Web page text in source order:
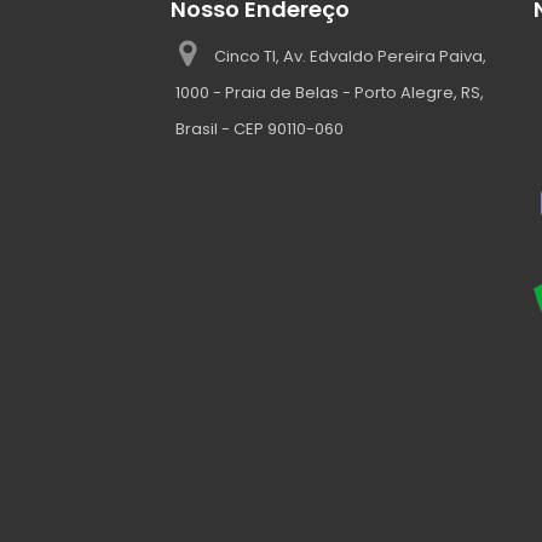
Nosso Endereço
Cinco TI, Av. Edvaldo Pereira Paiva,
1000 - Praia de Belas - Porto Alegre, RS,
Brasil - CEP 90110-060